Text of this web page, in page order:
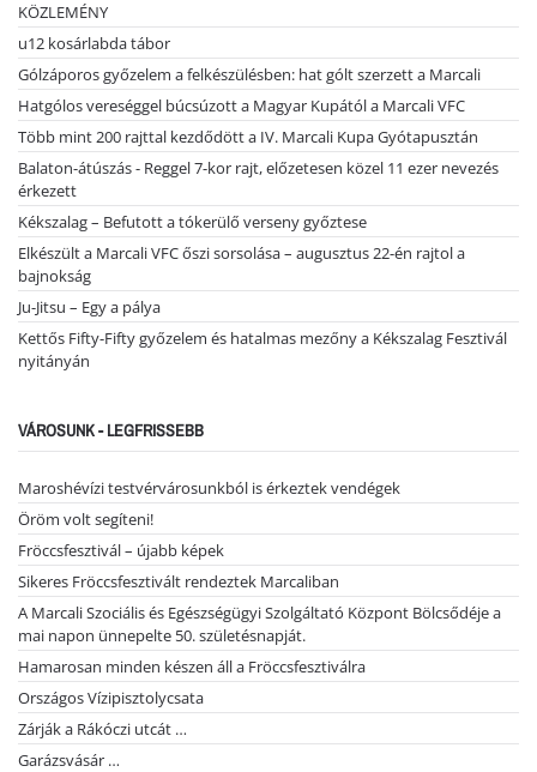
KÖZLEMÉNY
u12 kosárlabda tábor
Gólzáporos győzelem a felkészülésben: hat gólt szerzett a Marcali
Hatgólos vereséggel búcsúzott a Magyar Kupától a Marcali VFC
Több mint 200 rajttal kezdődött a IV. Marcali Kupa Gyótapusztán
Balaton-átúszás - Reggel 7-kor rajt, előzetesen közel 11 ezer nevezés
érkezett
Kékszalag – Befutott a tókerülő verseny győztese
Elkészült a Marcali VFC őszi sorsolása – augusztus 22-én rajtol a
bajnokság
Ju-Jitsu – Egy a pálya
Kettős Fifty-Fifty győzelem és hatalmas mezőny a Kékszalag Fesztivál
nyitányán
VÁROSUNK - LEGFRISSEBB
Maroshévízi testvérvárosunkból is érkeztek vendégek
Öröm volt segíteni!
Fröccsfesztivál – újabb képek
Sikeres Fröccsfesztivált rendeztek Marcaliban
A Marcali Szociális és Egészségügyi Szolgáltató Központ Bölcsődéje a
mai napon ünnepelte 50. születésnapját.
Hamarosan minden készen áll a Fröccsfesztiválra
Országos Vízipisztolycsata
Zárják a Rákóczi utcát …
Garázsvásár …